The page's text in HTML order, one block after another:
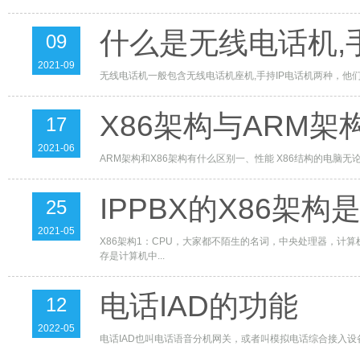
09
2021-09
什么是无线电话机,
无线电话机一般包含无线电话机座机,手持IP电话机两种，
17
2021-06
X86架构与ARM架
ARM架构和X86架构有
25
2021-05
IPPBX的X86架构
X86架构1：CPU，大家都不陌生的名词，中央处理器，计
存是计算机中...
12
2022-05
电话IAD的功能
电话IAD也叫电话语音分机网关，或者叫模拟电话综合接入